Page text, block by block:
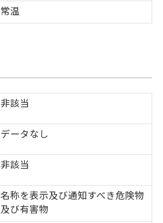
常温
非該当
データなし
非該当
名称を表示及び通知すべき危険物
及び有害物